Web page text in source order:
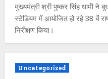
मुख्यमंत्री श्री पुष्कर सिंह धामी ने
स्टेडियम में आयोजित हो रहे 38 वें
निरीक्षण किया।
Uncategorized